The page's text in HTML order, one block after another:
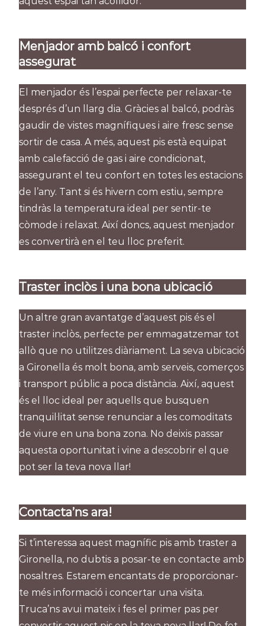
Menjador amb balcó i confort
assegurat
El menjador és l’espai perfecte per relaxar-te
després d’un llarg dia. Gràcies al balcó, podràs
gaudir de vistes magnífiques i aire fresc sense
sortir de casa. A més, aquest pis està equipat
amb calefacció de gas i aire condicionat,
assegurant el teu confort en totes les estacions
de l’any. Tant si és hivern com estiu, sempre
tindràs la temperatura ideal per sentir-te
còmode i relaxat. Així doncs, aquest menjador
es convertirà en el teu lloc preferit.
Traster inclòs i una bona ubicació
Un altre gran avantatge d’aquest pis és el
traster inclòs, perfecte per emmagatzemar tot
allò que no utilitzes diàriament. La seva ubicació
a Gironella és molt bona, amb serveis, comerços
i transport públic a poca distància. Així, aquest
és el lloc ideal per aquells que busquen
tranquil·litat sense renunciar a les comoditats
de viure en una bona zona. No deixis passar
aquesta oportunitat i vine a descobrir el que
pot ser la teva nova llar!
Contacta’ns ara!
Si t’interessa aquest magnífic pis amb traster a
Gironella, no dubtis a posar-te en contacte amb
nosaltres. Estarem encantats de proporcionar-
te més informació i concertar una visita.
Truca’ns avui mateix i fes el primer pas per